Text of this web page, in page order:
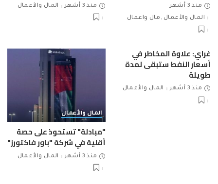
منذ 3 أشهر
المال والأعمال
مال واعمال
منذ 3 أشهر المال والأعمال
غراي: علاوة المخاطر في
أسعار النفط ستبقى لمدة
طويلة
منذ 3 أشهر المال والأعمال
المال والأعمال
"مبادلة" تستحوذ على حصة
أقلية في شركة "باور فاكتورز"
منذ 3 أشهر المال والأعمال